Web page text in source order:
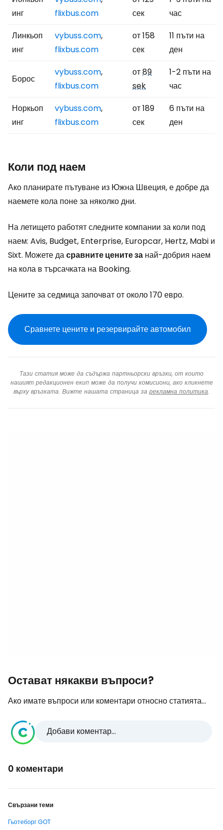
инг
flixbus.com
сек
час
Линкьоп
инг
vybuss.com,
flixbus.com
от 158
сек
11 пъти на
ден
Борос
vybuss.com,
flixbus.com
от89
sek
1-2 пъти на
час
Норкьоп
инг
vybuss.com,
flixbus.com
от 189
сек
6 пъти на
ден
Коли под наем
Ако планирате пътуване из Южна Швеция, е добре да
наемете кола поне за няколко дни.
На летището работят следните компании за коли под
наем: Avis, Budget, Enterprise, Europcar, Hertz, Mabi и
Sixt. Можете дасравните цените за най-добрия наем
на кола в търсачката на Booking.
Цените за седмица започват от около 170 евро.
Сравнете цените и резервирайте автомобил
Тази статия може да съдържа партньорски връзки, от които
нашият редакционен екип може да получи комисиони, ако кликнете
върху връзката. Вижте нашата страница за рекламна политика.
Остават някакви въпроси?
Ако имате въпроси или коментари относно статията...
Добави коментар...
0 коментари
Свързани теми
Гьотеборг GOT